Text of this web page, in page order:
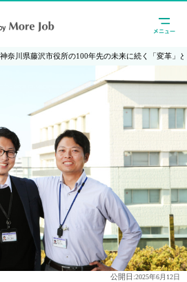
神奈川県藤沢市役所の100年先の未来に続く「変革」
公開日:2025年6月12日